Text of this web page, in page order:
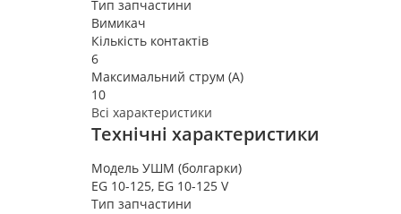
Тип запчастини
Вимикач
Кількість контактів
6
Максимальний струм (А)
10
Всі характеристики
Технічні характеристики
Модель УШМ (болгарки)
EG 10-125, EG 10-125 V
Тип запчастини